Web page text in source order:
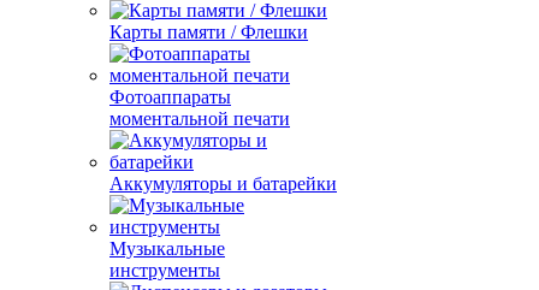
Карты памяти / Флешки
Фотоаппараты
моментальной печати
Аккумуляторы и батарейки
Музыкальные
инструменты